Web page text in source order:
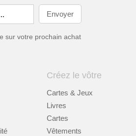
sur votre prochain achat
Créez le vôtre
Cartes & Jeux
Livres
Cartes
Vêtements